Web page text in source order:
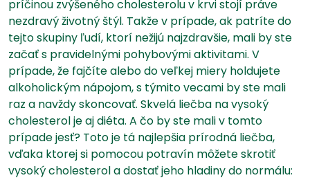
príčinou zvýšeného cholesterolu v krvi stojí práve
nezdravý životný štýl. Takže v prípade, ak patríte do
tejto skupiny ľudí, ktorí nežijú najzdravšie, mali by ste
začať s pravidelnými pohybovými aktivitami. V
prípade, že fajčíte alebo do veľkej miery holdujete
alkoholickým nápojom, s týmito vecami by ste mali
raz a navždy skoncovať. Skvelá liečba na vysoký
cholesterol je aj diéta. A čo by ste mali v tomto
prípade jesť? Toto je tá najlepšia prírodná liečba,
vďaka ktorej si pomocou potravín môžete skrotiť
vysoký cholesterol a dostať jeho hladiny do normálu: